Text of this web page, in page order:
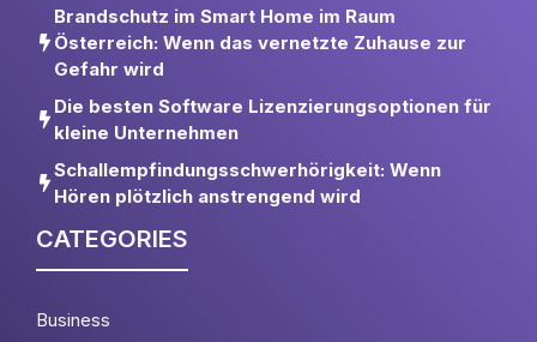
Brandschutz im Smart Home im Raum
Österreich: Wenn das vernetzte Zuhause zur
Gefahr wird
Die besten Software Lizenzierungsoptionen für
kleine Unternehmen
Schallempfindungsschwerhörigkeit: Wenn
Hören plötzlich anstrengend wird
CATEGORIES
Business